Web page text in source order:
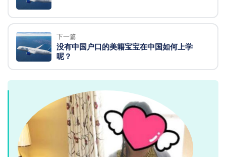
下一篇
没有中国户口的美籍宝宝在中国如何上学
呢？